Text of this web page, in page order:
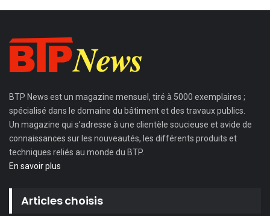
BTP News est un magazine mensuel, tiré à 5000 exemplaires ;
spécialisé dans le domaine du bâtiment et des travaux publics.
Un magazine qui s’adresse à une clientèle soucieuse et avide de
connaissances sur les nouveautés, les différents produits et
techniques reliés au monde du BTP.
En savoir plus
Articles choisis